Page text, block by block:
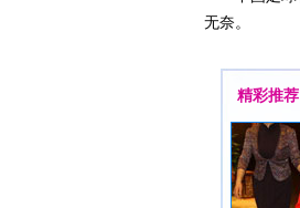
无奈。
精彩推荐